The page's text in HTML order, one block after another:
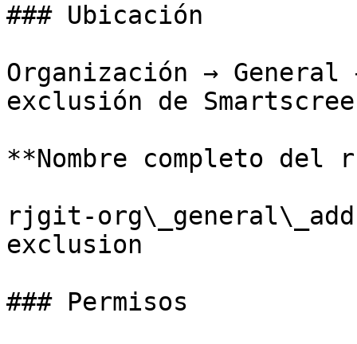
### Ubicación
Organización →
exclusión de
**Nombre completo del
rjgit-
exclusion
### Permisos